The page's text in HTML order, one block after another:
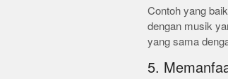
Contoh yang
dengan musik
yang sama
5.